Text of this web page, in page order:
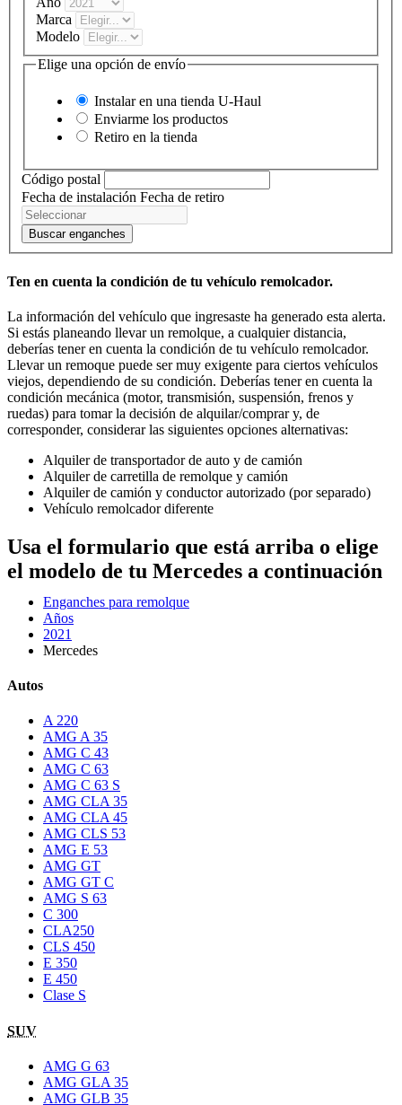
Marca
Modelo
Elige una opción de envío
Instalar en una tienda U-Haul
Enviarme los productos
Retiro en la tienda
Código postal
Fecha de instalación Fecha de retiro
Buscar enganches
Ten en cuenta la condición de tu vehículo remolcador.
La información del vehículo que ingresaste ha generado esta alerta.
Si estás planeando llevar un remolque, a cualquier distancia,
deberías tener en cuenta la condición de tu vehículo remolcador.
Llevar un remoque puede ser muy exigente para ciertos vehículos
viejos, dependiendo de su condición. Deberías tener en cuenta la
condición mecánica (motor, transmisión, suspensión, frenos y
ruedas) para tomar la decisión de alquilar/comprar y, de
corresponder, considerar las siguientes opciones alternativas:
Alquiler de transportador de auto y de camión
Alquiler de carretilla de remolque y camión
Alquiler de camión y conductor autorizado (por separado)
Vehículo remolcador diferente
Usa el formulario que está arriba o elige
el modelo de tu Mercedes a continuación
Enganches para remolque
Años
2021
Mercedes
Autos
A 220
AMG A 35
AMG C 43
AMG C 63
AMG C 63 S
AMG CLA 35
AMG CLA 45
AMG CLS 53
AMG E 53
AMG GT
AMG GT C
AMG S 63
C 300
CLA250
CLS 450
E 350
E 450
Clase S
SUV
AMG G 63
AMG GLA 35
AMG GLB 35